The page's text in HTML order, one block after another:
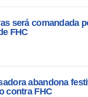
será comandada
FHC
abandona
contra FHC